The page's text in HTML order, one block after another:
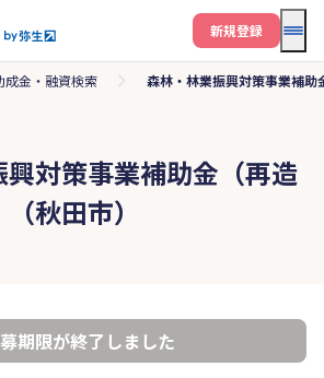
メ
新規登録
成金・融資検索 森林・林業振興対策事業補
対策事業補助金（再造
秋田市）
期限が終了しました